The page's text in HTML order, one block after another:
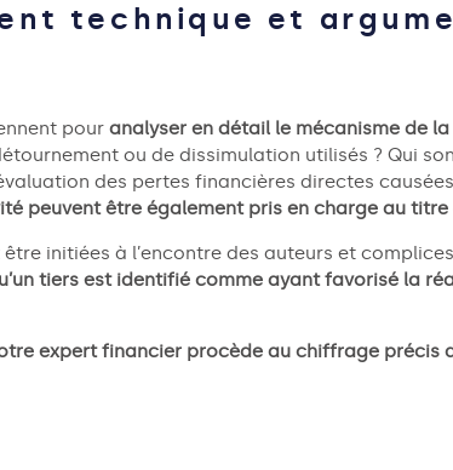
technique et
pour analyser en détail le mécanisme de
ou de dissimulation utilisés ? Qui
des pertes financières directes
peuvent être également pris en charge au
initiées à l’encontre des auteurs et
tiers est identifié comme ayant favorisé la
expert financier procède au chiffrage précis